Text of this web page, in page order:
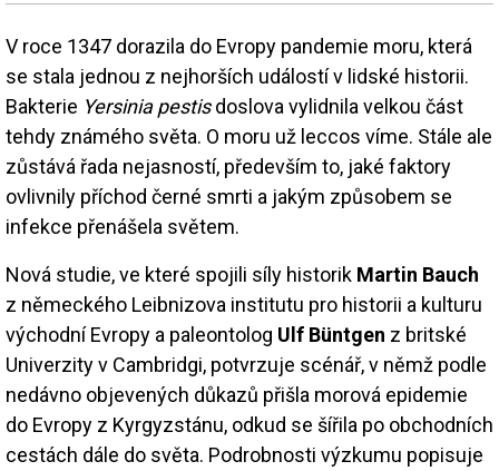
V roce 1347 dorazila do Evropy pandemie moru, která
se stala jednou z nejhorších událostí v lidské historii.
Bakterie Yersinia pestisdoslova vylidnila velkou část
tehdy známého světa. O moru už leccos víme. Stále ale
zůstává řada nejasností, především to, jaké faktory
ovlivnily příchod černé smrti a jakým způsobem se
infekce přenášela světem.
Nová studie, ve které spojili síly historik Martin Bauch
z německého Leibnizova institutu pro historii a kulturu
východní Evropy a paleontolog Ulf Büntgen z britské
Univerzity v Cambridgi, potvrzuje scénář, v němž podle
nedávno objevených důkazů přišla morová epidemie
do Evropy z Kyrgyzstánu, odkud se šířila po obchodních
cestách dále do světa. Podrobnosti výzkumu popisuje